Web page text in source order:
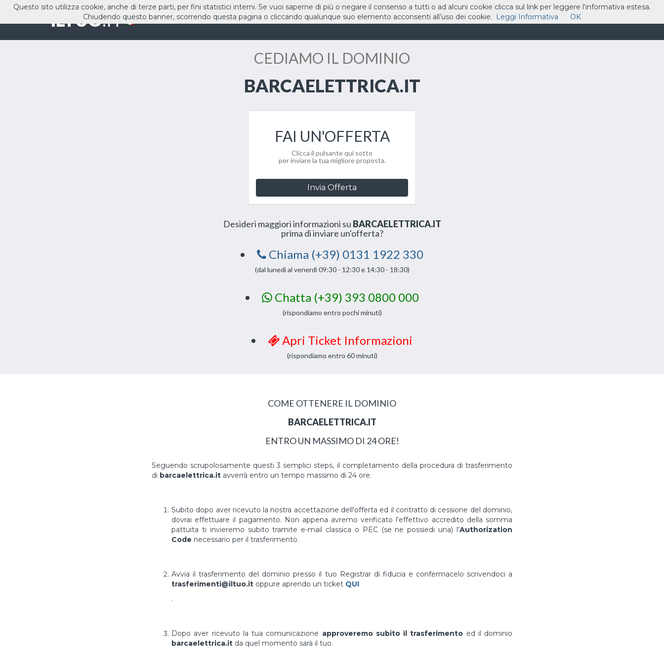
ILTUO.IT HOME DOMINI ASSISTENZA CONTATTI CARRELLO
CEDIAMO IL DOMINIO
BARCAELETTRICA.IT
FAI UN'OFFERTA
Clicca il pulsante qui sotto
per inviare la tua migliore proposta.
Invia Offerta
Desideri maggiori informazioni su BARCAELETTRICA.IT
prima di inviare un'offerta?
Chiama (+39) 0131 1922 330
(dal lunedì al venerdì 09:30 - 12:30 e 14:30 - 18:30)
Chatta (+39) 393 0800 000
(rispondiamo entro pochi minuti)
Apri Ticket Informazioni
(rispondiamo entro 60 minuti)
COME OTTENERE IL DOMINIO
BARCAELETTRICA.IT
ENTRO UN MASSIMO DI 24 ORE!
Seguendo scrupolosamente questi 3 semplici steps, il completamento della procedura di trasferimento
di barcaelettrica.it avverrà entro un tempo massimo di 24 ore.
Subito dopo aver ricevuto la nostra accettazione dell'offerta ed il contratto di cessione del dominio,
dovrai effettuare il pagamento. Non appena avremo verificato l'effettivo accredito della somma
pattuita ti invieremo subito tramite e-mail classica o PEC (se ne possiedi una) l'Authorization
Code necessario per il trasferimento.
Avvia il trasferimento del dominio presso il tuo Registrar di fiducia e confermacelo scrivendoci a
trasferimenti@iltuo.it oppure aprendo un ticket QUI
.
Dopo aver ricevuto la tua comunicazione approveremo subito il trasferimento ed il dominio
barcaelettrica.it da quel momento sarà il tuo.
Questo sito utilizza cookie, anche di terze parti, per fini statistici interni. Se vuoi saperne di più o negare il consenso a tutti o ad alcuni cookie clicca sul link per leggere l'informativa estesa.
Chiudendo questo banner, scorrendo questa pagina o cliccando qualunque suo elemento acconsenti all’uso dei cookie.
Leggi Informativa OK